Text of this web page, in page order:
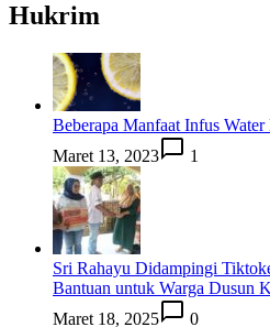
Hukrim
Beberapa Manfaat Infus
Maret 13, 2023
1
Sri Rahayu Didampingi
Bantuan untuk Warga Dusun
Maret 18, 2025
0